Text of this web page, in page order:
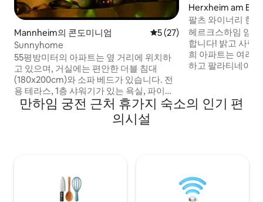
Mannheim의 콘도미니엄 평점 5점(5점 만점), 후기 27
5 (27)
Sunnyhome
55평방미터의 아파트는 옆 거리에 위치하
고 있으며, 거실에는 편안한 더블 침대
(180x200cm)와 소파 베드가 있습니다. 전
용 테라스, 1층 샤워기가 있는 욕실, 파이어
스틱이 있는 TV, 식기 세척기, 네스프레소
머신, 건조기가 있는 세탁기, 홈 오피스 공간
이 있습니다. 중심부에 위치한 숙소로, 도보
크슈트라세), 바트뒤르크하임(바인슈트라
Herxheim am
팔츠 와이너리 한
헤르크스하임 암
합니다! 밝고 사랑
희 아파트는 여러
하고 팔라티네이
잔을 즐겨보세요.
깥에서 환상적인
만하임 궁전 근처 휴가지 숙소의 인기 편
의시설